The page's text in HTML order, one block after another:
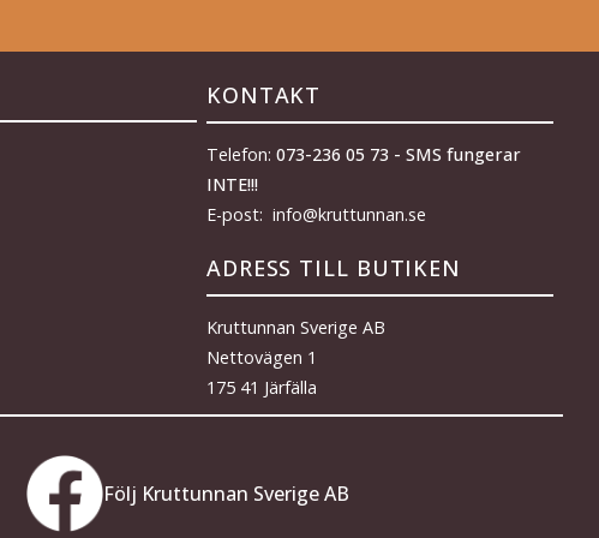
KONTAKT
Telefon: 073-236 05 73 - SMS fungerar
INTE!!!
E-post: info@kruttunnan.se
ADRESS TILL BUTIKEN
Kruttunnan Sverige AB
Nettovägen 1
175 41 Järfälla
Följ Kruttunnan Sverige AB